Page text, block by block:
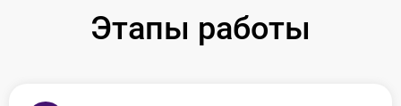
Этапы работы